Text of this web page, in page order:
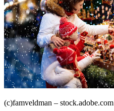
(c)famveldman – stock.adobe.com